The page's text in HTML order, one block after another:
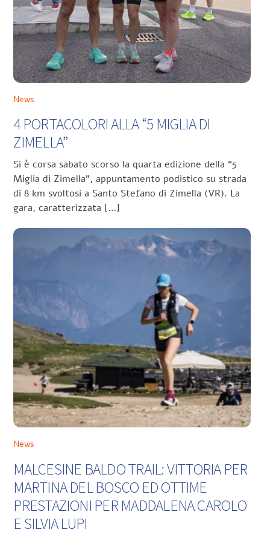
News
4 PORTACOLORI ALLA “5 MIGLIA DI
ZIMELLA”
Si è corsa sabato scorso la quarta edizione della “5
Miglia di Zimella”, appuntamento podistico su strada
di 8 km svoltosi a Santo Stefano di Zimella (VR). La
gara, caratterizzata […]
News
MALCESINE BALDO TRAIL: VITTORIA PER
MARTINA DEL BOSCO ED OTTIME
PRESTAZIONI PER MADDALENA CAROLO
E SILVIA LUPI